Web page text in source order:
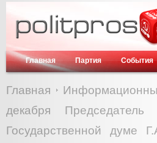
Главная Партия События
Главная
декабря
Государственной думе